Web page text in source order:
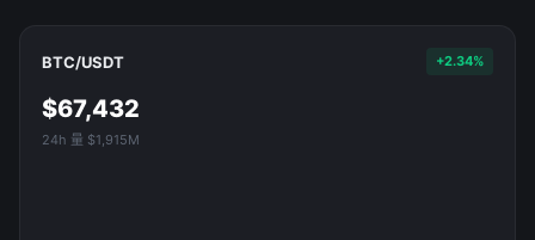
BTC/USDT +2.34%
$67,432
24h 量 $1,915M